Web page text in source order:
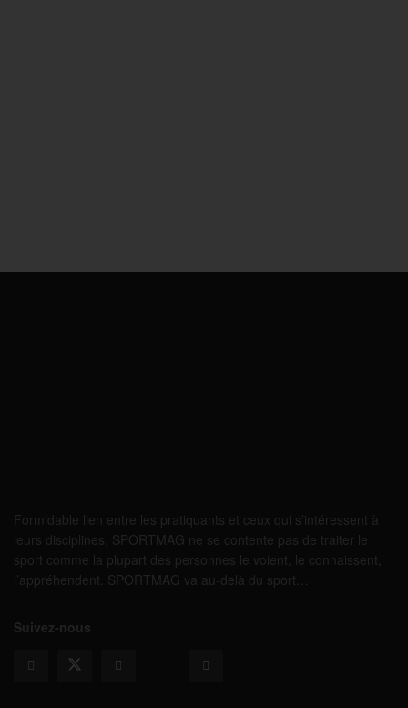
Formidable lien entre les pratiquants et ceux qui s’intéressent à
leurs disciplines, SPORTMAG ne se contente pas de traiter le
sport comme la plupart des personnes le voient, le connaissent,
l’appréhendent. SPORTMAG va au-delà du sport…
Suivez-nous